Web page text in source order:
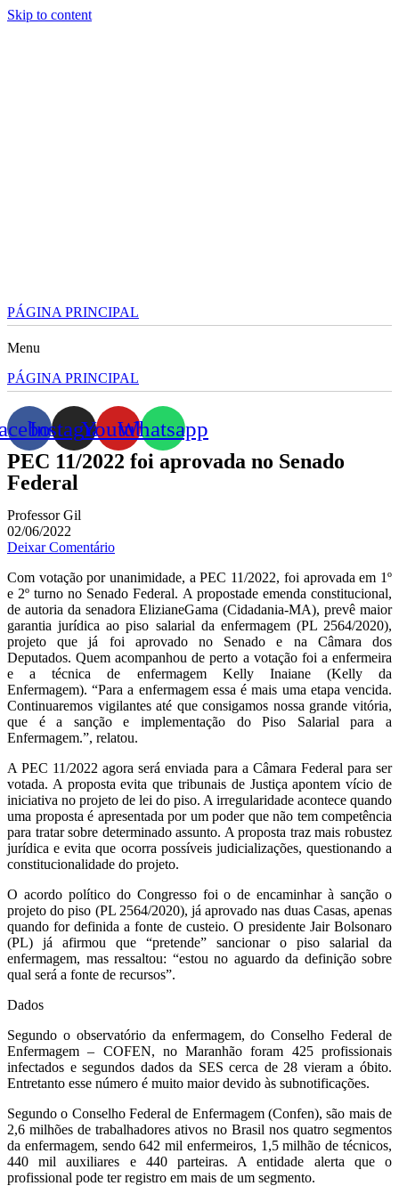
Skip to content
PÁGINA PRINCIPAL
Menu
PÁGINA PRINCIPAL
InstagramYoutubeWhatsapp
PEC 11/2022 foi aprovada no Senado
Federal
Professor Gil
02/06/2022
Deixar Comentário
Com votação por unanimidade, a PEC 11/2022, foi aprovada em 1º
e 2º turno no Senado Federal. A propostade emenda constitucional,
de autoria da senadoraElizianeGama (Cidadania-MA), prevê maior
garantiajurídica ao piso salarial da enfermagem (PL 2564/2020),
projeto que já foi aprovado no Senado e na Câmara dos
Deputados.Quem acompanhou de perto a votação foi aenfermeira
eatécnica de enfermagem Kelly Inaiane(Kelly da
Enfermagem).“Para a enfermagem essa é mais uma etapa vencida.
Continuaremos vigilantes até que consigamos nossa grande vitória,
que é a sanção e implementação do Piso Salarial para a
Enfermagem.”, relatou.
A PEC 11/2022agora será enviada para a Câmara Federal para ser
votada. A propostaevita que tribunais de Justiça apontem vício de
iniciativa no projeto de lei do piso. A irregularidade acontece quando
uma proposta é apresentada por um poder que não tem competência
para tratar sobre determinado assunto. A proposta traz mais robustez
jurídica e evita que ocorra possíveis judicializações, questionando a
constitucionalidade do projeto.
O acordo político do Congresso foi o de encaminhar à sanção o
projeto do piso (PL 2564/2020), já aprovado nas duas Casas, apenas
quando for definida a fonte de custeio. O presidente Jair Bolsonaro
(PL) já afirmou que “pretende” sancionar o piso salarial da
enfermagem, mas ressaltou: “estou no aguardo da definição sobre
qual será a fonte de recursos”.
Dados
Segundo o observatório da enfermagem, do Conselho Federal de
Enfermagem – COFEN, no Maranhão foram 425 profissionais
infectados e segundos dados da SES cerca de 28 vieram a óbito.
Entretanto esse número é muito maior devido às subnotificações.
Segundo o Conselho Federal de Enfermagem (Confen), são mais de
2,6 milhões de trabalhadores ativos no Brasil nos quatro segmentos
da enfermagem, sendo 642 mil enfermeiros, 1,5 milhão de técnicos,
440 mil auxiliares e 440 parteiras. A entidade alerta que o
profissional pode ter registro em mais de um segmento.